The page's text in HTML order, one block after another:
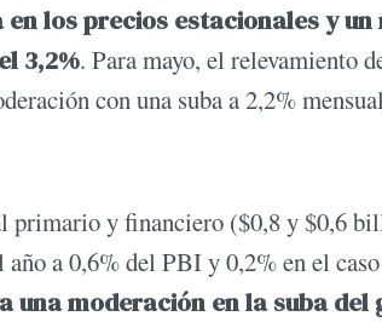
los precios estacionales y
3,2%. Para mayo, el relevamiento
con una suba a 2,2%
y financiero ($0,8 y $0,6
a 0,6% del PBI y 0,2% en el
una moderación en la suba